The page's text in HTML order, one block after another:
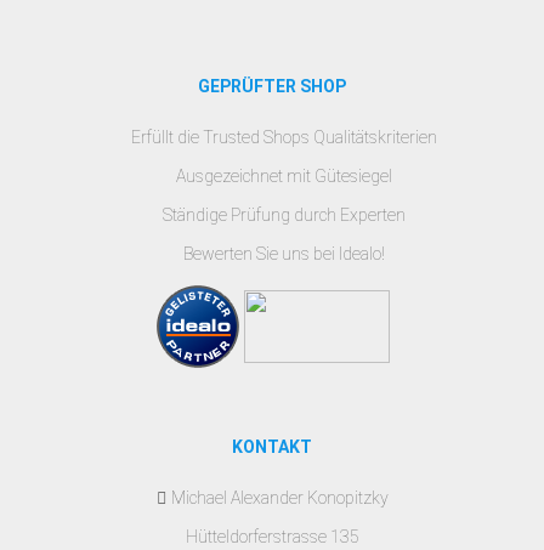
GEPRÜFTER SHOP
Erfüllt die Trusted Shops Qualitätskriterien
Ausgezeichnet mit Gütesiegel
Ständige Prüfung durch Experten
Bewerten Sie uns bei Idealo!
KONTAKT
Michael Alexander Konopitzky
Hütteldorferstrasse 135